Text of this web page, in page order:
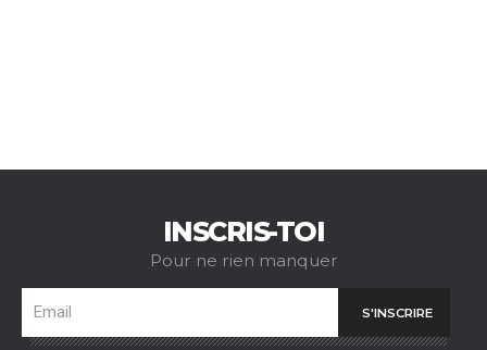
INSCRIS-TOI
Pour ne rien manquer